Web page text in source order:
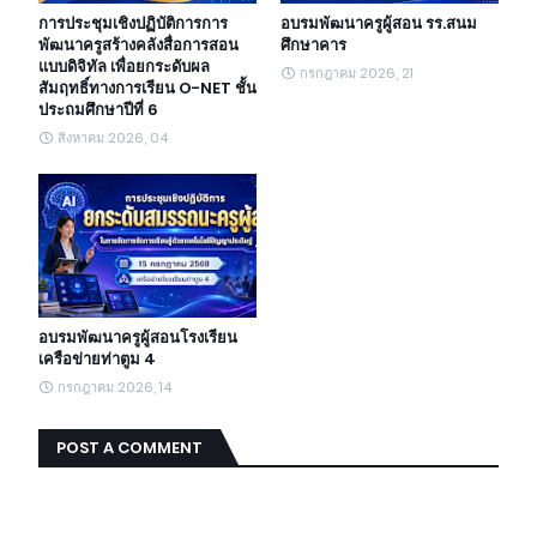
การประชุมเชิงปฏิบัติการการ
พัฒนาครูสร้างคลังสื่อการสอน
แบบดิจิทัล เพื่อยกระดับผล
สัมฤทธิ์ทางการเรียน O-NET ชั้น
ประถมศึกษาปีที่ 6
สิงหาคม 2026, 04
อบรมพัฒนาครูผู้สอน รร.สนม
ศึกษาคาร
กรกฎาคม 2026, 21
อบรมพัฒนาครูผู้สอนโรงเรียน
เครือข่ายท่าตูม 4
กรกฎาคม 2026, 14
POST A COMMENT